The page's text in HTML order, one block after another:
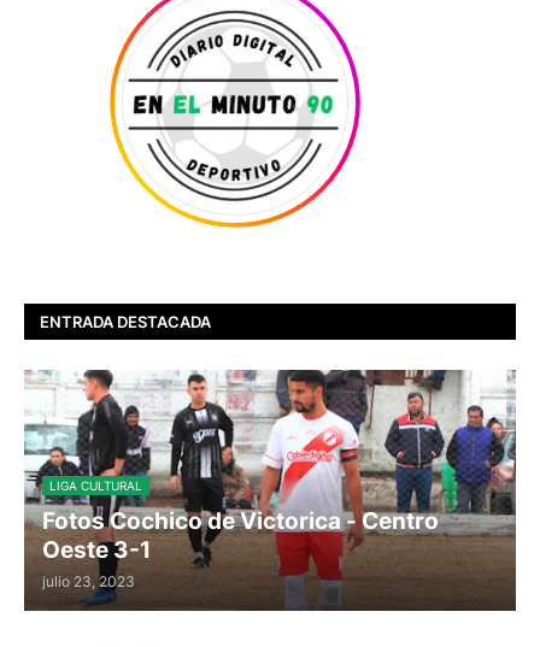
ENTRADA DESTACADA
LIGA CULTURAL
Fotos Cochico de Victorica - Centro
Oeste 3-1
julio 23, 2023